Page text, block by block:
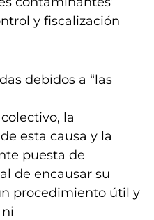
y fiscalización
debidos a “las
la
esta causa y la
puesta de
de encausar su
procedimiento útil y